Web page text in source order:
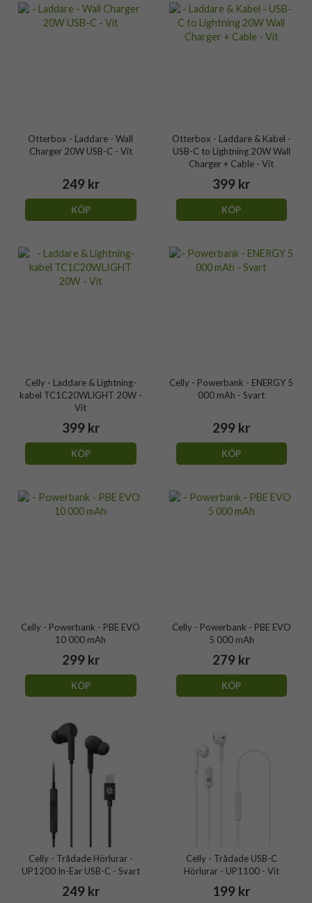
Otterbox - Laddare - Wall
Charger 20W USB-C - Vit
249 kr
KÖP
Otterbox - Laddare & Kabel -
USB-C to Lightning 20W Wall
Charger + Cable - Vit
399 kr
KÖP
Celly - Laddare & Lightning-
kabel TC1C20WLIGHT 20W -
Vit
399 kr
KÖP
Celly - Powerbank - ENERGY 5
000 mAh - Svart
299 kr
KÖP
Celly - Powerbank - PBE EVO
10 000 mAh
299 kr
KÖP
Celly - Powerbank - PBE EVO
5 000 mAh
279 kr
KÖP
Celly - Trådade Hörlurar -
UP1200 In-Ear USB-C - Svart
249 kr
Celly - Trådade USB-C
Hörlurar - UP1100 - Vit
199 kr